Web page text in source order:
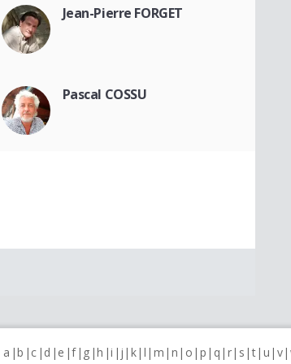
Jean-Pierre FORGET
Pascal COSSU
a b c d e f g h i j k l m n o p q r s t u v